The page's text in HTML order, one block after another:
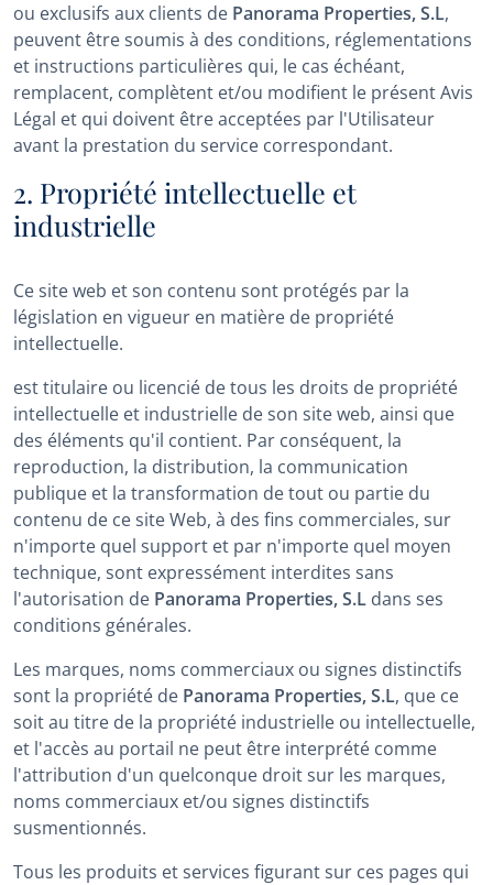
ou exclusifs aux clients de Panorama Properties, S.L,
peuvent être soumis à des conditions, réglementations
et instructions particulières qui, le cas échéant,
remplacent, complètent et/ou modifient le présent Avis
Légal et qui doivent être acceptées par l'Utilisateur
avant la prestation du service correspondant.
2. Propriété intellectuelle et
industrielle
Ce site web et son contenu sont protégés par la
législation en vigueur en matière de propriété
intellectuelle.
est titulaire ou licencié de tous les droits de propriété
intellectuelle et industrielle de son site web, ainsi que
des éléments qu'il contient. Par conséquent, la
reproduction, la distribution, la communication
publique et la transformation de tout ou partie du
contenu de ce site Web, à des fins commerciales, sur
n'importe quel support et par n'importe quel moyen
technique, sont expressément interdites sans
l'autorisation de Panorama Properties, S.L dans ses
conditions générales.
Les marques, noms commerciaux ou signes distinctifs
sont la propriété de Panorama Properties, S.L, que ce
soit au titre de la propriété industrielle ou intellectuelle,
et l'accès au portail ne peut être interprété comme
l'attribution d'un quelconque droit sur les marques,
noms commerciaux et/ou signes distinctifs
susmentionnés.
Tous les produits et services figurant sur ces pages qui